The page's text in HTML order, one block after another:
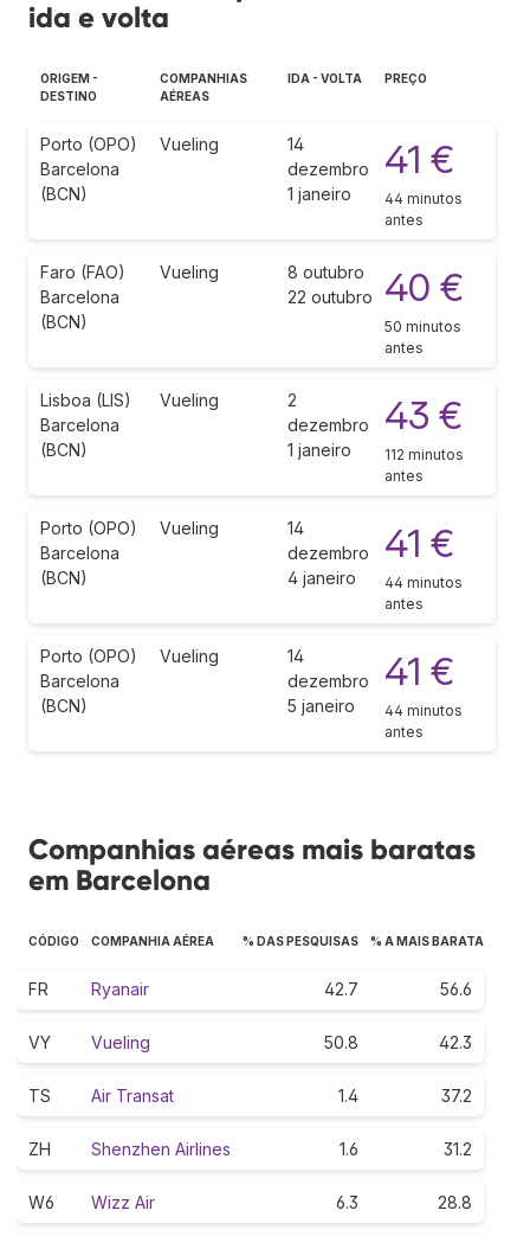
ida e volta
ORIGEM -
DESTINO
COMPANHIAS
AÉREAS
IDA - VOLTA PREÇO
Porto (OPO)
Barcelona
(BCN)
Vueling
14
dezembro
1 janeiro
41 €
44 minutos
antes
Faro (FAO)
Barcelona
(BCN)
Vueling
8 outubro
22 outubro
40 €
50 minutos
antes
Lisboa (LIS)
Barcelona
(BCN)
Vueling
2
dezembro
1 janeiro
43 €
112 minutos
antes
Porto (OPO)
Barcelona
(BCN)
Vueling
14
dezembro
4 janeiro
41 €
44 minutos
antes
Porto (OPO)
Barcelona
(BCN)
Vueling
14
dezembro
5 janeiro
41 €
44 minutos
antes
Companhias aéreas mais baratas
em Barcelona
CÓDIGO COMPANHIA AÉREA % DAS PESQUISAS % A MAIS BARATA
FR Ryanair 42.7 56.6
VY Vueling 50.8 42.3
TS Air Transat 1.4 37.2
ZH Shenzhen Airlines 1.6 31.2
W6 Wizz Air 6.3 28.8